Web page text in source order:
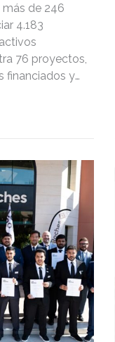
de 246
4.183
76 proyectos,
financiados y